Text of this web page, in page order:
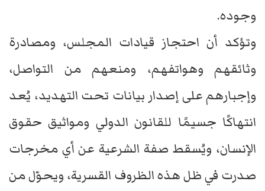
وجوده.
وتؤكد أن احتجاز قيادات المجلس، ومصادرة
وثائقهم وهواتفهم، ومنعهم من التواصل،
وإجبارهم على إصدار بيانات تحت التهديد، يُعد
انتهاكًا جسيمًا للقانون الدولي ومواثيق حقوق
الإنسان، ويُسقط صفة الشرعية عن أي مخرجات
صدرت في ظل هذه الظروف القسرية، ويحوّل من